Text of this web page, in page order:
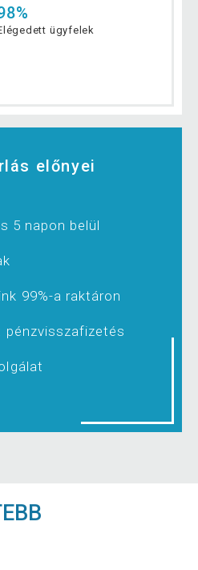
ügyfelek
előnyei
5 napon belül
99%-a raktáron
pénzvisszafizetés